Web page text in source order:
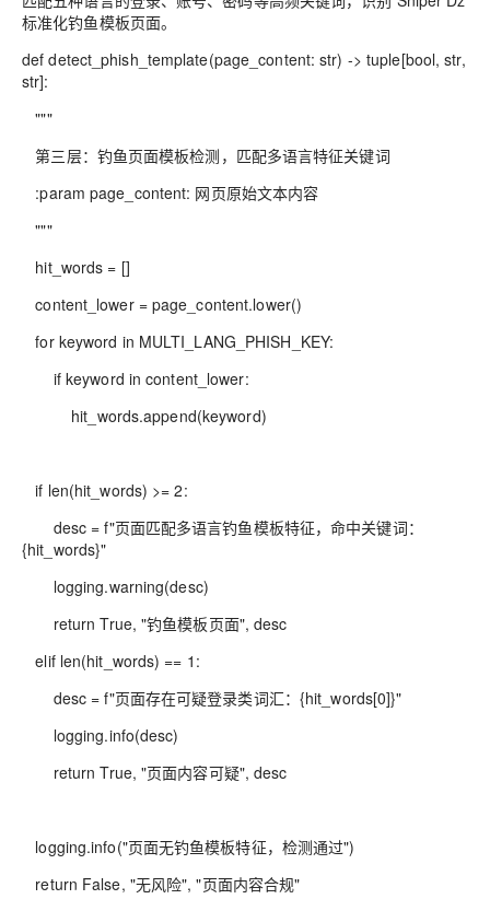
标准化钓鱼模板页面。
def detect_phish_template(page_content: str) -> tuple[bool, str,
str]:
"""
第三层：钓鱼页面模板检测，匹配多语言特征关键词
:param page_content: 网页原始文本内容
"""
hit_words = []
content_lower = page_content.lower()
for keyword in MULTI_LANG_PHISH_KEY:
if keyword in content_lower:
hit_words.append(keyword)
if len(hit_words) >= 2:
desc = f"页面匹配多语言钓鱼模板特征，命中关键词：
{hit_words}"
logging.warning(desc)
return True, "钓鱼模板页面", desc
elif len(hit_words) == 1:
desc = f"页面存在可疑登录类词汇：{hit_words[0]}"
logging.info(desc)
return True, "页面内容可疑", desc
logging.info("页面无钓鱼模板特征，检测通过")
return False, "无风险", "页面内容合规"